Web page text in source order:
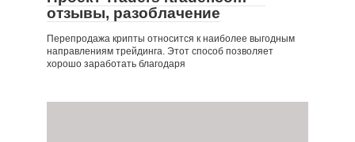
отзывы, разоблачение
Перепродажа крипты относится к наиболее выгодным
направлениям трейдинга. Этот способ позволяет
хорошо заработать благодаря